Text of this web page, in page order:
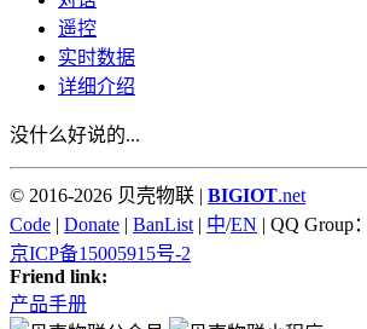
遥控
实时数据
详细介绍
没什么好说的...
© 2016-2026 贝壳物联 | BIGIOT.net
Code | Donate | BanList | 中/EN | QQ Group
京ICP备15005915号-2
Friend link:
产品手册